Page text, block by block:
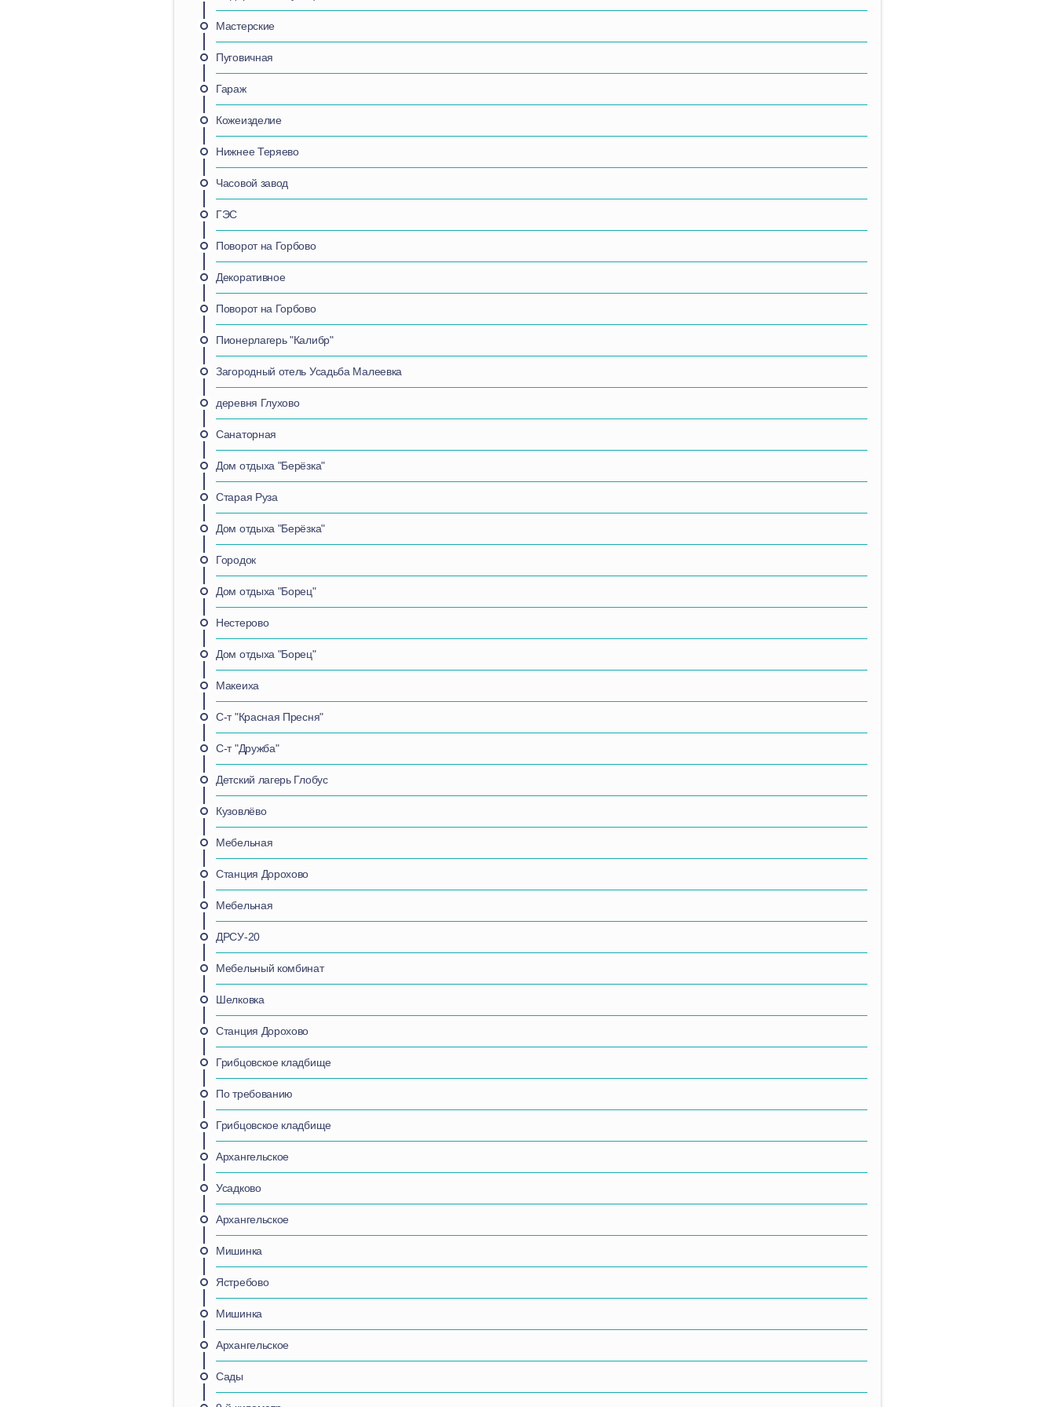
Мастерские
Пуговичная
Гараж
Кожеизделие
Нижнее Теряево
Часовой завод
ГЭС
Поворот на Горбово
Декоративное
Поворот на Горбово
Пионерлагерь "Калибр"
Загородный отель Усадьба Малеевка
деревня Глухово
Санаторная
Дом отдыха "Берёзка"
Старая Руза
Дом отдыха "Берёзка"
Городок
Дом отдыха "Борец"
Нестерово
Дом отдыха "Борец"
Макеиха
С-т "Красная Пресня"
С-т "Дружба"
Детский лагерь Глобус
Кузовлёво
Мебельная
Станция Дорохово
Мебельная
ДРСУ-20
Мебельный комбинат
Шелковка
Станция Дорохово
Грибцовское кладбище
По требованию
Грибцовское кладбище
Архангельское
Усадково
Архангельское
Мишинка
Ястребово
Мишинка
Архангельское
Сады